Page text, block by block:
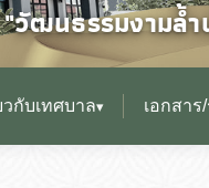
"วัฒนธรรมงามล้
วกับเทศบาล▾ เอกสาร